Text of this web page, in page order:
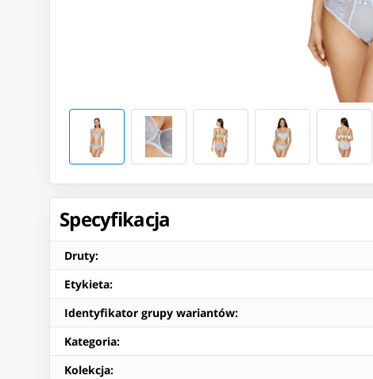
Specyfikacja
Druty:
Etykieta:
Identyfikator grupy wariantów:
Kategoria:
Kolekcja: